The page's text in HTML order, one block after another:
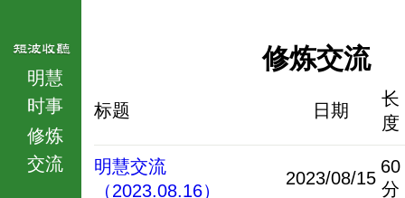
明慧
时事
修炼
交流
修炼交流
标题 日期
长
度
明慧交流
（2023.08.16）
2023/08/15
60
分